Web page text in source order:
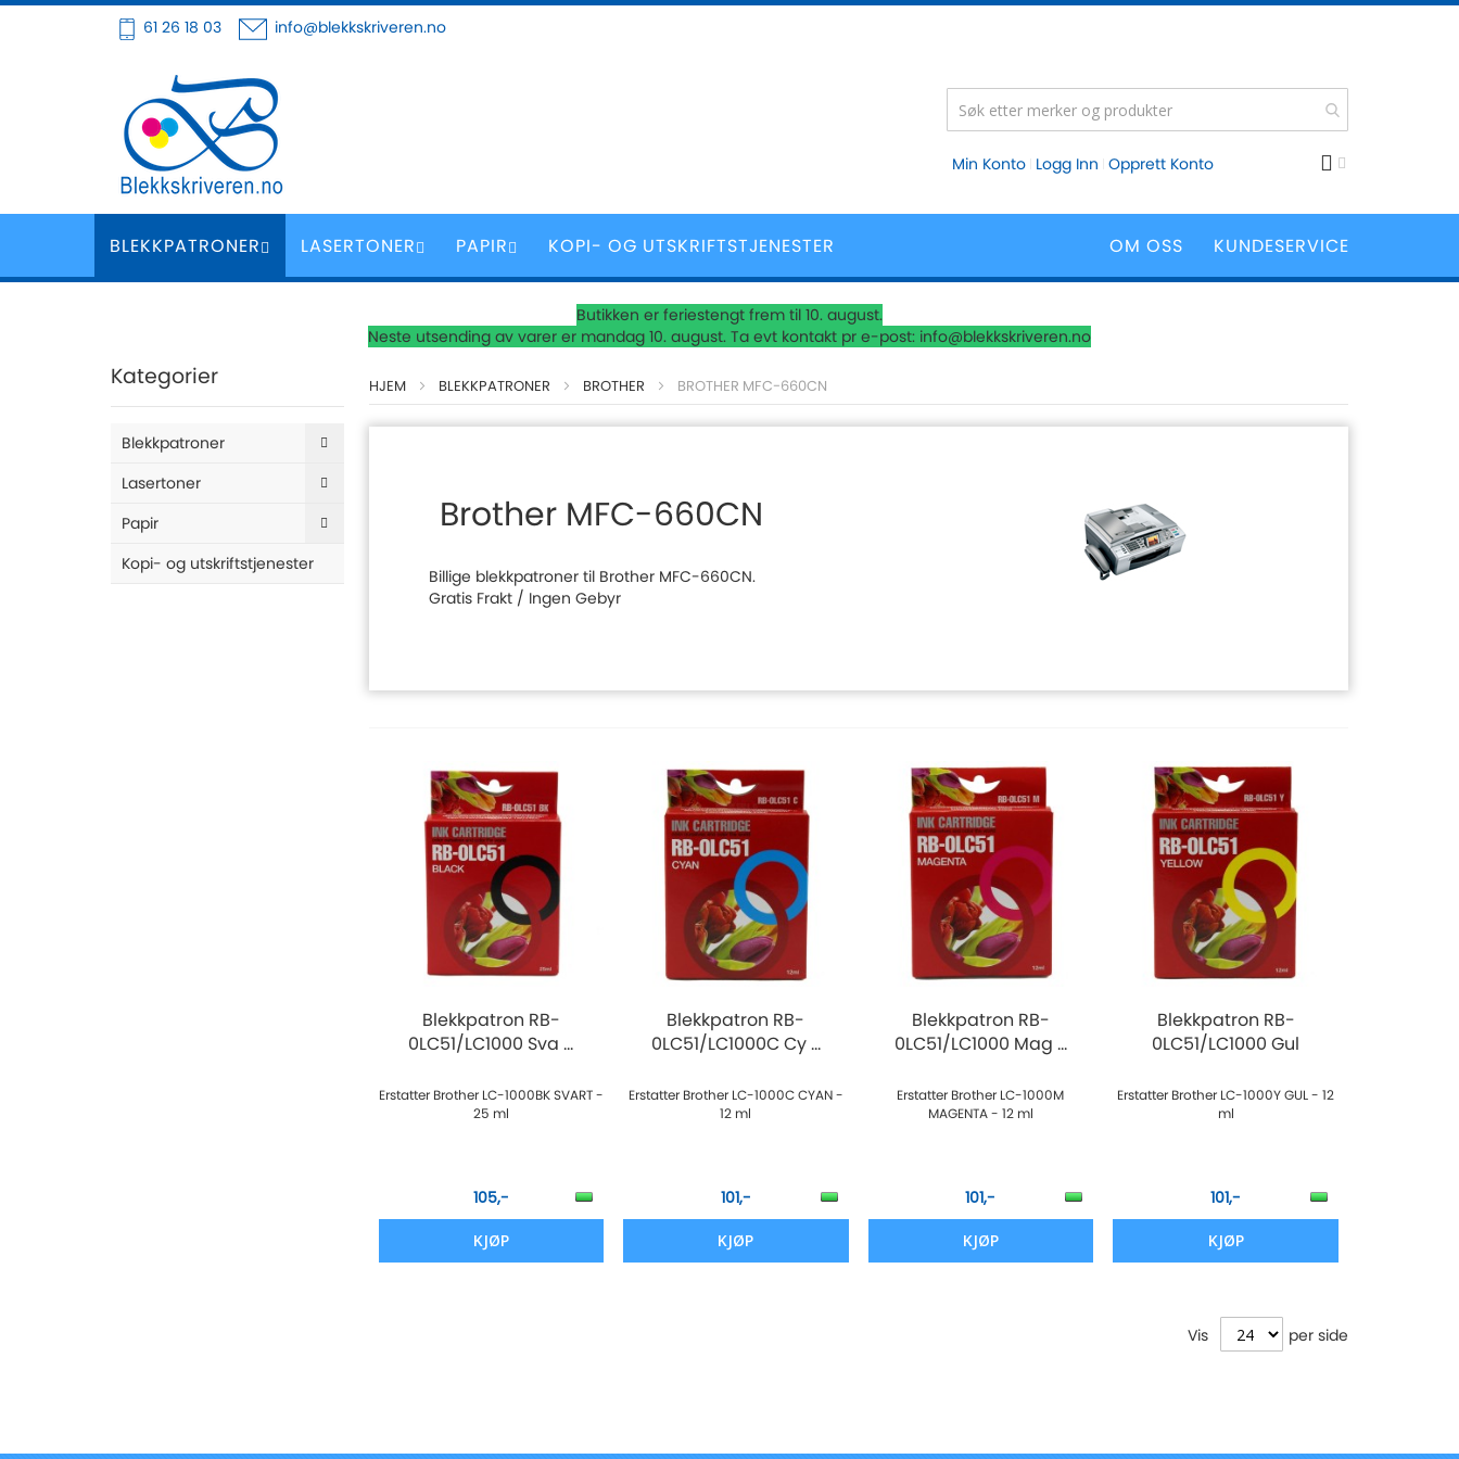
Hoppe
innhold
61 26 18 03 info@blekkskriveren.no
Min Konto Logg Inn Opprett Konto
BLEKKPATRONER LASERTONER PAPIR KOPI- OG UTSKRIFTSTJENESTER KUNDESERVICE
OM OSS
Butikken er feriestengt frem til 10. august.
Neste utsending av varer er mandag 10. august. Ta evt kontakt pr e-post: info@blekkskriveren.no
HJEM BLEKKPATRONER BROTHER BROTHER MFC-660CN
Brother MFC-660CN
Billige blekkpatroner til Brother MFC-660CN.
Gratis Frakt / Ingen Gebyr
Blekkpatron RB-
0LC51/LC1000 Sva ...
Erstatter Brother LC-1000BK SVART -
25 ml
105,-
KJØP
Blekkpatron RB-
0LC51/LC1000C Cy ...
Erstatter Brother LC-1000C CYAN -
12 ml
101,-
KJØP
Blekkpatron RB-
0LC51/LC1000 Mag ...
Erstatter Brother LC-1000M
MAGENTA - 12 ml
101,-
KJØP
Blekkpatron RB-
0LC51/LC1000 Gul
Erstatter Brother LC-1000Y GUL - 12
ml
101,-
KJØP
Vis per side
Kategorier
Blekkpatroner
Lasertoner
Papir
Kopi- og utskriftstjenester